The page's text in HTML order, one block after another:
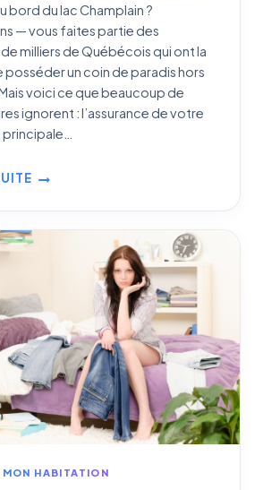
bord du lac Champlain ?
— vous faites partie des
milliers de Québécois qui ont la
posséder un coin de paradis hors
voici ce que beaucoup de
ignorent : l’assurance de votre
MON HABITATION